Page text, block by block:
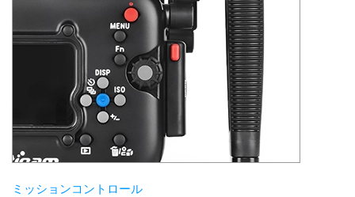
ミッションコントロール